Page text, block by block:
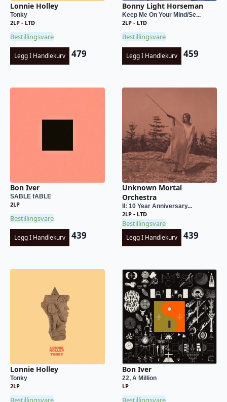
Lonnie Holley
Tonky
2LP - LTD
Bestillingsvare
Legg I Handlekurv 479
Bonny Light Horseman
Keep Me On Your Mind/Se...
2LP - LTD
Bestillingsvare
Legg I Handlekurv 459
Bon Iver
SABLE fABLE
2LP
Bestillingsvare
Legg I Handlekurv 439
Unknown Mortal
Orchestra
II: 10 Year Anniversary...
2LP - LTD
Bestillingsvare
Legg I Handlekurv 439
Lonnie Holley
Tonky
2LP
Bestillingsvare
Bon Iver
22, A Million
LP
Bestillingsvare